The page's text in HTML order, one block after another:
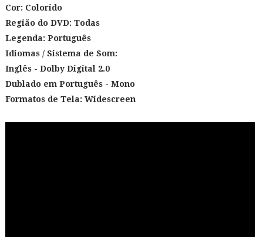
Cor: Colorido
Região do DVD: Todas
Legenda: Português
Idiomas / Sistema de Som:
Inglês - Dolby Digital 2.0
Dublado em Português - Mono
Formatos de Tela: Widescreen